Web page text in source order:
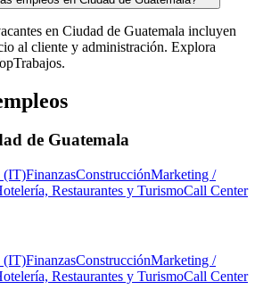
en Ciudad de Guatemala incluyen
al cliente y administración. Explora
de Guatemala
(IT)FinanzasConstrucciónMarketing /
Restaurantes y TurismoCall Center
(IT)FinanzasConstrucciónMarketing /
Restaurantes y TurismoCall Center